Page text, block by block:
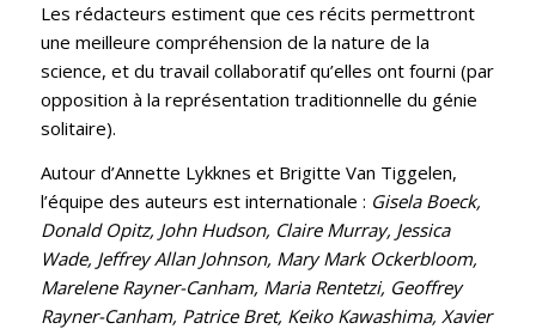
Les rédacteurs estiment que ces récits permettront
une meilleure compréhension de la nature de la
science, et du travail collaboratif qu’elles ont fourni (par
opposition à la représentation traditionnelle du génie
solitaire).
Autour d’Annette Lykknes et Brigitte Van Tiggelen,
l’équipe des auteurs est internationale : Gisela Boeck,
Donald Opitz, John Hudson, Claire Murray, Jessica
Wade, Jeffrey Allan Johnson, Mary Mark Ockerbloom,
Marelene Rayner-Canham, Maria Rentetzi, Geoffrey
Rayner-Canham, Patrice Bret, Keiko Kawashima, Xavier